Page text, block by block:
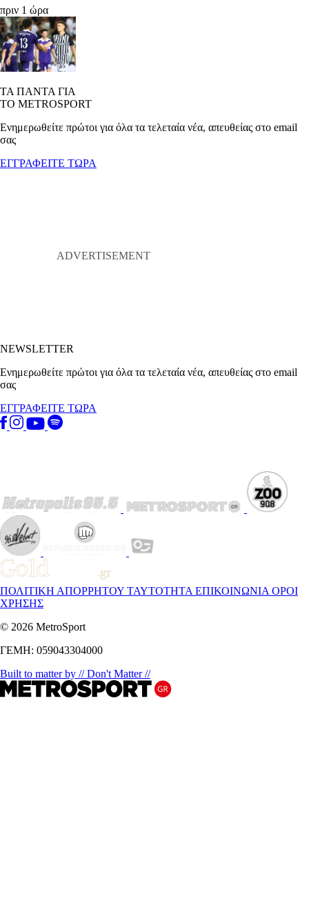
πριν 1 ώρα
ΤΑ ΠΑΝΤΑ ΓΙΑ
ΤΟ METROSPORT
Ενημερωθείτε πρώτοι για όλα τα τελεταία νέα, απευθείας στο email
σας
ΕΓΓΡΑΦΕΙΤΕ ΤΩΡΑ
NEWSLETTER
Ενημερωθείτε πρώτοι για όλα τα τελεταία νέα, απευθείας στο email
σας
ΕΓΓΡΑΦΕΙΤΕ ΤΩΡΑ
ΠΟΛΙΤΙΚΗ ΑΠΟΡΡΗΤΟΥ ΤΑΥΤΟΤΗΤΑ ΕΠΙΚΟΙΝΩΝΙΑ ΟΡΟΙ
ΧΡΗΣΗΣ
© 2026 MetroSport
ΓΕΜΗ: 059043304000
Built to matter by // Don't Matter //